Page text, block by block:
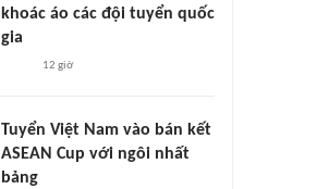
khoác áo các đội tuyển quốc
gia
12 giờ
Tuyển Việt Nam vào bán kết
ASEAN Cup với ngôi nhất
bảng